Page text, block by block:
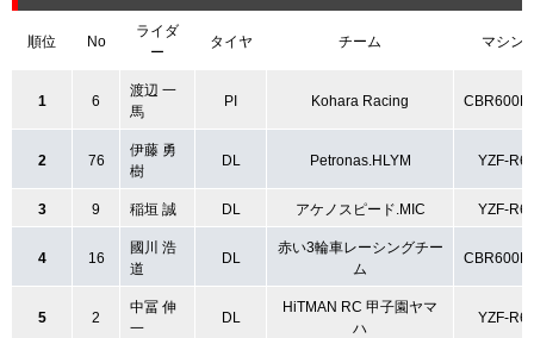
順位 No
ライダ
ー
タイヤ チーム マシン
1 6
渡辺 一
馬
PI Kohara Racing
2 76
伊藤 勇
樹
DL Petronas.HLYM YZF-R6
3 9 稲垣 誠 DL アケノスピード.MIC YZF-R6
4 16
國川 浩
道
DL
赤い3輪車レーシングチー
ム
5 2
中冨 伸
一
DL
HiTMAN RC 甲子園ヤマ
ハ
YZF-R6